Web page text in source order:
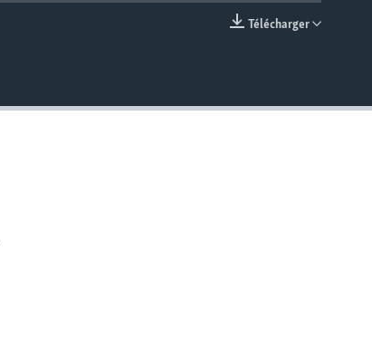
Télécharger